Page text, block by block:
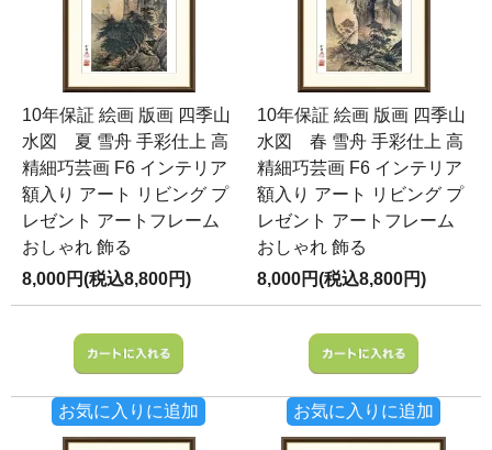
10年保証 絵画 版画 四季山
水図 夏 雪舟 手彩仕上 高
精細巧芸画 F6 インテリア
額入り アート リビング プ
レゼント アートフレーム
おしゃれ 飾る
8,000円(税込8,800円)
お気に入りに追加
10年保証 絵画 版画 四季山
水図 春 雪舟 手彩仕上 高
精細巧芸画 F6 インテリア
額入り アート リビング プ
レゼント アートフレーム
おしゃれ 飾る
8,000円(税込8,800円)
お気に入りに追加